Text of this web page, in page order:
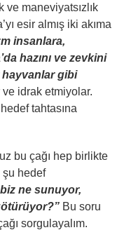
ve maneviyatsızlık
esir almış iki akıma
insanlara,
hazını ve zevkini
hayvanlar gibi
idrak etmiyolar.
tahtasına
bu çağı hep birlikte
şu hedef
ne sunuyor,
Bu soru
sorgulayalım.